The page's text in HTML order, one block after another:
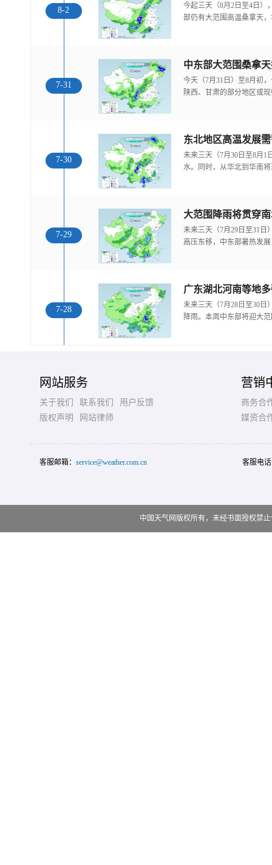
8-2
今起三天（8月2日至4日）
部仍有大范围高温桑拿天
7-31
中东部大范围桑拿
今天（7月31日）至8月初
陕西、甘肃的部分地区或
7-30
东北地区高温发展
未来三天（7月30日至8月1
水。同时，从华北到华南
7-29
大范围降雨将贯穿
未来三天（7月29日至31日
高压东移，中东部暑热发
7-28
广东湖北河南等地
未来三天（7月28日至30日
降雨。本周中东部将迎大
网站服务
关于我们 联系我们
用户反馈
版权声明
网站律师
营销
商务合
媒资合
客服邮箱： service@weather.com.cn 客服电
中国天气网版权所有，未经书面授权